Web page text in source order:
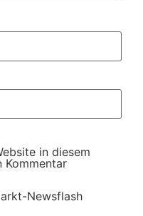
in diesem
Kommentar
Newsflash